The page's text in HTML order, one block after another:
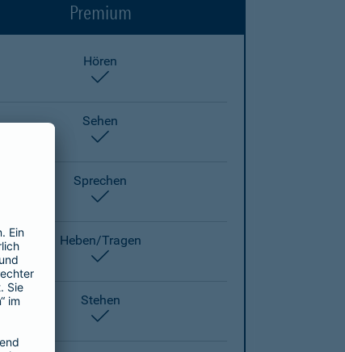
Premium
Hören
Sehen
Sprechen
Heben/Tragen
Stehen